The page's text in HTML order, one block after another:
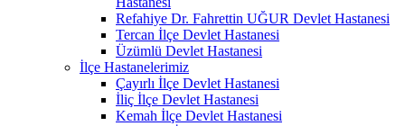
Refahiye Dr. Fahrettin UĞUR Devlet Hastanesi
Tercan İlçe Devlet Hastanesi
Üzümlü Devlet Hastanesi
İlçe Hastanelerimiz
Çayırlı İlçe Devlet Hastanesi
İliç İlçe Devlet Hastanesi
Kemah İlçe Devlet Hastanesi